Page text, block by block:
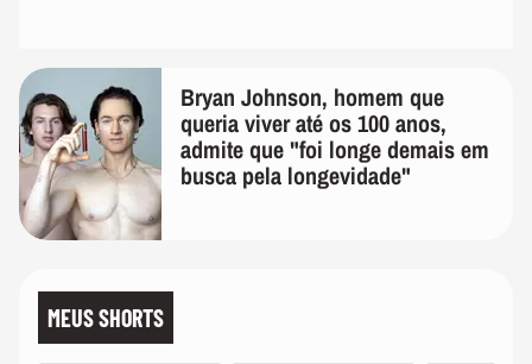
Bryan Johnson, homem que
queria viver até os 100 anos,
admite que "foi longe demais em
busca pela longevidade"
MEUS SHORTS